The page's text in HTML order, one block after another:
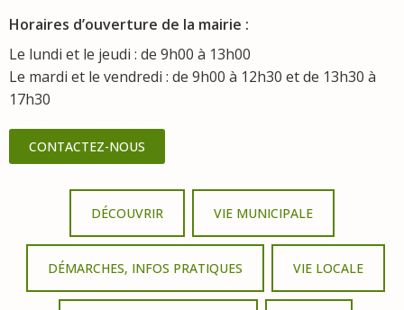
Horaires d’ouverture de la mairie :
Le lundi et le jeudi : de 9h00 à 13h00
Le mardi et le vendredi : de 9h00 à 12h30 et de 13h30 à
17h30
CONTACTEZ-NOUS
DÉCOUVRIR VIE MUNICIPALE
DÉMARCHES, INFOS PRATIQUES VIE LOCALE